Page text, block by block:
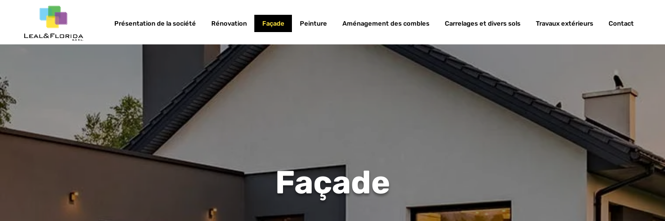
Présentation de la société Rénovation Façade Peinture Aménagement des combles Carrelages et divers sols Travaux extérieurs Contact
Façade